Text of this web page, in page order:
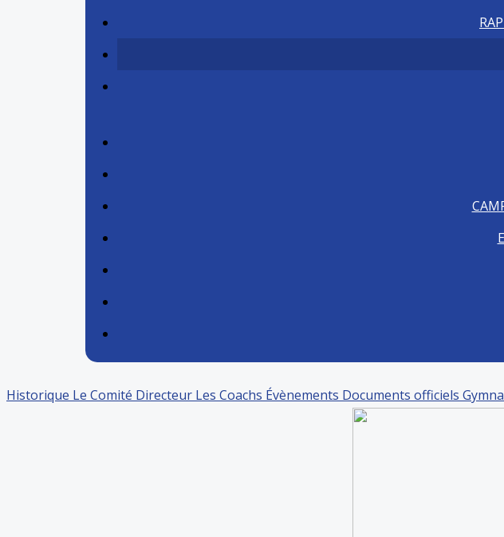
Historique Le Comité Directeur Les Coachs Évènements Documents officiels